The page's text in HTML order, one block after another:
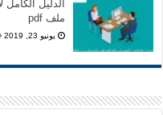
الدليل
ملف pdf
يونيو 23, 2019